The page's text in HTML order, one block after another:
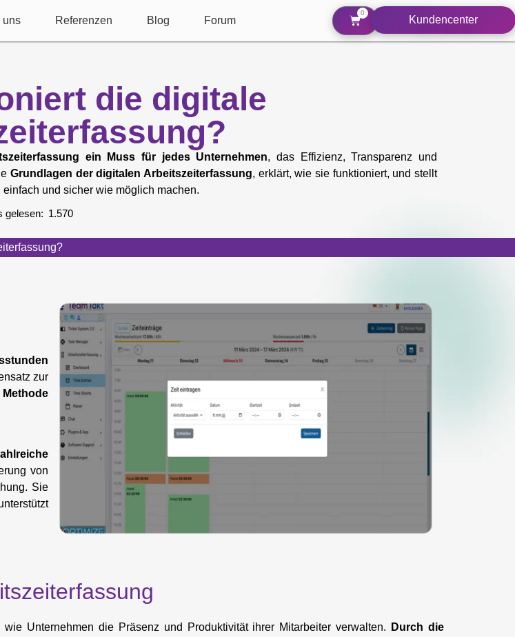
uns Referenzen Blog Forum
0
Kundencenter
die digitale
ein Muss für jedes Unternehmen, das Effizienz, Transparenz und
Grundlagen der digitalen Arbeitszeiterfassung, erklärt, wie sie funktioniert, und stellt
und sicher wie möglich machen.
gelesen: 1.570
zur
von
Sie
Unternehmen die Präsenz und Produktivität ihrer Mitarbeiter verwalten.
Durch die